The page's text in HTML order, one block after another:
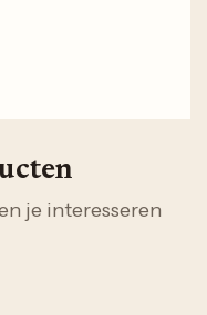
je interesseren